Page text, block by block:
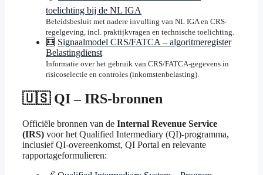
toelichting bij de NL IGA
Beleidsbesluit met nadere invulling van NL IGA en CRS-
regelgeving, incl. praktijkvragen en technische toelichting.
🧮 Signaalmodel CRS/FATCA – algoritmeregister
Belastingdienst
Informatie over het gebruik van CRS/FATCA-gegevens in
risicoselectie en controles (inkomstenbelasting).
🇺🇸 QI – IRS-bronnen
Officiële bronnen van de Internal Revenue Service
(IRS) voor het Qualified Intermediary (QI)-programma,
inclusief QI-overeenkomst, QI Portal en relevante
rapportageformulieren: